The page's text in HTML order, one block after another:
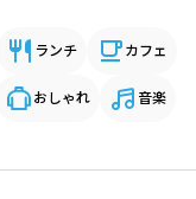
ランチ カフェ
おしゃれ 音楽